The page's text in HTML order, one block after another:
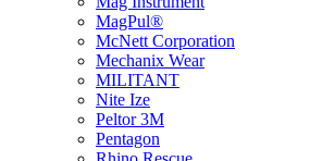
MagPul®
McNett Corporation
Mechanix Wear
MILITANT
Nite Ize
Peltor 3M
Pentagon